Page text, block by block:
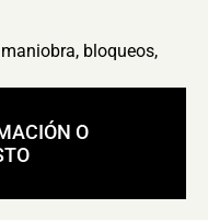
bloqueos,
O